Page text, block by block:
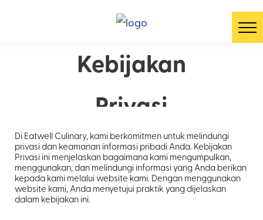
Kebijakan
Privasi
Di Eatwell Culinary, kami berkomitmen untuk melindungi
privasi dan keamanan informasi pribadi Anda. Kebijakan
Privasi ini menjelaskan bagaimana kami mengumpulkan,
menggunakan, dan melindungi informasi yang Anda berikan
kepada kami melalui website kami. Dengan menggunakan
website kami, Anda menyetujui praktik yang dijelaskan
dalam kebijakan ini.